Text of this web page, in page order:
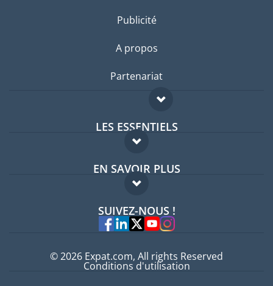
Publicité
A propos
Partenariat
LES ESSENTIELS
Forum expatriés
Guides pays
EN SAVOIR PLUS
FAQ
Experts
SUIVEZ-NOUS !
© 2026 Expat.com, All rights Reserved
Conditions d'utilisation